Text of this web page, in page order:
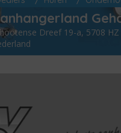
Dreef 19-a, 5708